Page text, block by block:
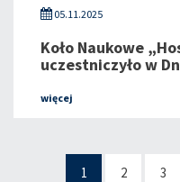
05.11.2025
Koło Naukowe
uczestniczyło w
więcej
1 2 3